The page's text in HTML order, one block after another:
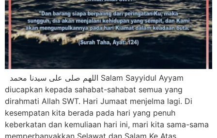
diucapkan kepada sahabat-sahabat semua yang
dirahmati Allah SWT. Hari Jumaat menjelma lagi. Di
kesempatan kita berada pada hari yang penuh
keberkatan dan kemuliaan hari ini, mari kita sama-sama
memperbanyakkan Selawat dan Salam Ke Atas